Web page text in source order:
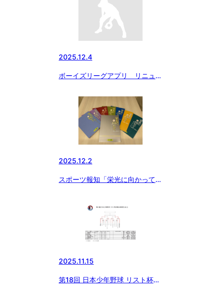
2025.12.4
ボーイズリーグアプリ リニュー
2025.12.2
スポーツ報知「栄光に向かって」
2025.11.15
第18回 日本少年野球 リスト杯争